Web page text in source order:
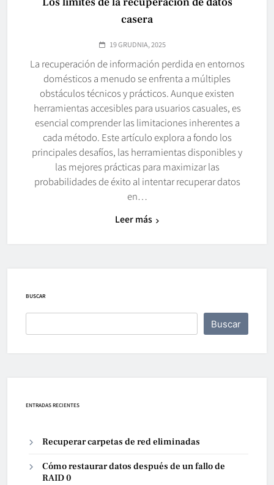
casera
19 GRUDNIA, 2025
La recuperación de información perdida en entornos
domésticos a menudo se enfrenta a múltiples
obstáculos técnicos y prácticos. Aunque existen
herramientas accesibles para usuarios casuales, es
esencial comprender las limitaciones inherentes a
cada método. Este artículo explora a fondo los
principales desafíos, las herramientas disponibles y
las mejores prácticas para maximizar las
probabilidades de éxito al intentar recuperar datos
en…
Leer más
BUSCAR
Buscar
ENTRADAS RECIENTES
Recuperar carpetas de red eliminadas
Cómo restaurar datos después de un fallo de
RAID 0